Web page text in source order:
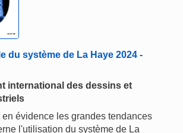
du système de La Haye 2024 -
international des dessins et
en évidence les grandes tendances
l'utilisation du système de La